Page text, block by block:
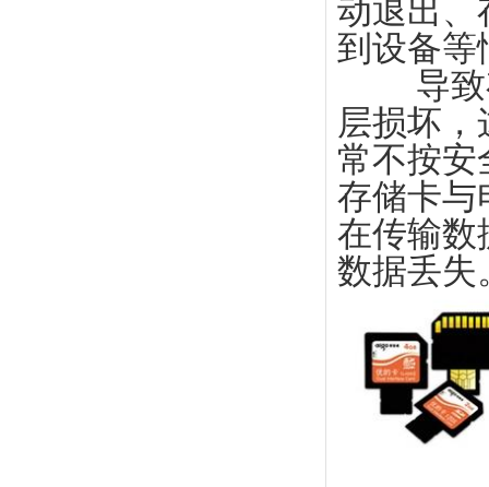
动退出、
到设备等
导致存
层损坏
常不按安
存储卡与
在传输数
数据丢失